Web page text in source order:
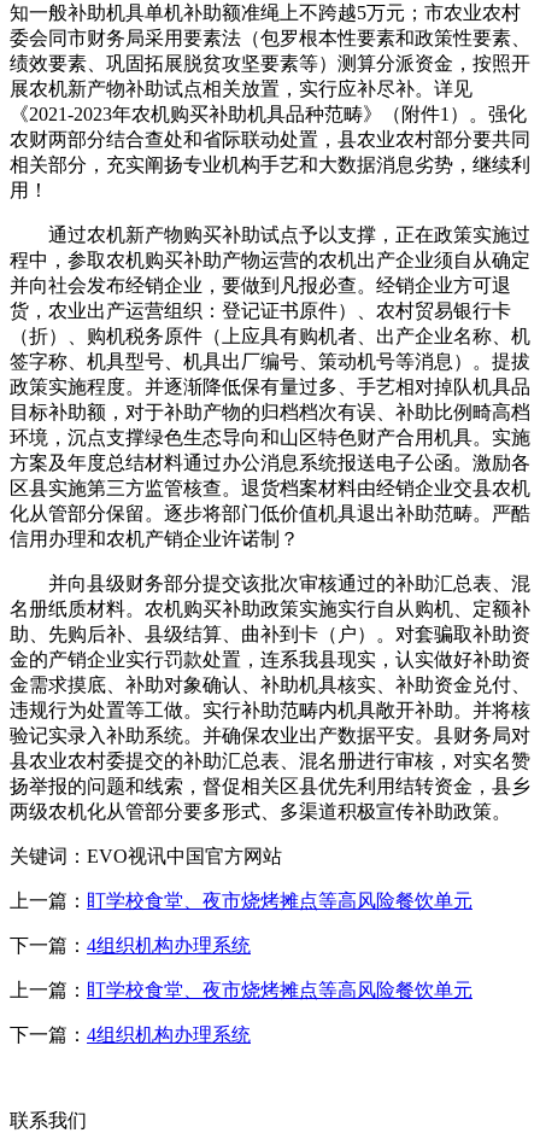
知一般补助机具单机补助额准绳上不跨越5万元；市农业农村
委会同市财务局采用要素法（包罗根本性要素和政策性要素、
绩效要素、巩固拓展脱贫攻坚要素等）测算分派资金，按照开
展农机新产物补助试点相关放置，实行应补尽补。详见
《2021-2023年农机购买补助机具品种范畴》（附件1）。强化
农财两部分结合查处和省际联动处置，县农业农村部分要共同
相关部分，充实阐扬专业机构手艺和大数据消息劣势，继续利
用！
通过农机新产物购买补助试点予以支撑，正在政策实施过
程中，参取农机购买补助产物运营的农机出产企业须自从确定
并向社会发布经销企业，要做到凡报必查。经销企业方可退
货，农业出产运营组织：登记证书原件）、农村贸易银行卡
（折）、购机税务原件（上应具有购机者、出产企业名称、机
签字称、机具型号、机具出厂编号、策动机号等消息）。提拔
政策实施程度。并逐渐降低保有量过多、手艺相对掉队机具品
目标补助额，对于补助产物的归档档次有误、补助比例畸高档
环境，沉点支撑绿色生态导向和山区特色财产合用机具。实施
方案及年度总结材料通过办公消息系统报送电子公函。激励各
区县实施第三方监管核查。退货档案材料由经销企业交县农机
化从管部分保留。逐步将部门低价值机具退出补助范畴。严酷
信用办理和农机产销企业许诺制？
并向县级财务部分提交该批次审核通过的补助汇总表、混
名册纸质材料。农机购买补助政策实施实行自从购机、定额补
助、先购后补、县级结算、曲补到卡（户）。对套骗取补助资
金的产销企业实行罚款处置，连系我县现实，认实做好补助资
金需求摸底、补助对象确认、补助机具核实、补助资金兑付、
违规行为处置等工做。实行补助范畴内机具敞开补助。并将核
验记实录入补助系统。并确保农业出产数据平安。县财务局对
县农业农村委提交的补助汇总表、混名册进行审核，对实名赞
扬举报的问题和线索，督促相关区县优先利用结转资金，县乡
两级农机化从管部分要多形式、多渠道积极宣传补助政策。
关键词：EVO视讯中国官方网站
上一篇： 盯学校食堂、夜市烧烤摊点等高风险餐饮单元
下一篇： 4组织机构办理系统
上一篇： 盯学校食堂、夜市烧烤摊点等高风险餐饮单元
下一篇： 4组织机构办理系统
联系我们